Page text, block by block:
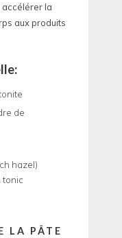
la
aux produits
de
hazel)
tonic
LA PÂTE